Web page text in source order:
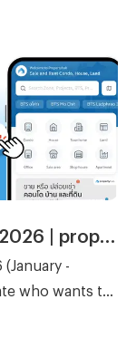
ลังบ้านและ
-
who wants to
for rent and